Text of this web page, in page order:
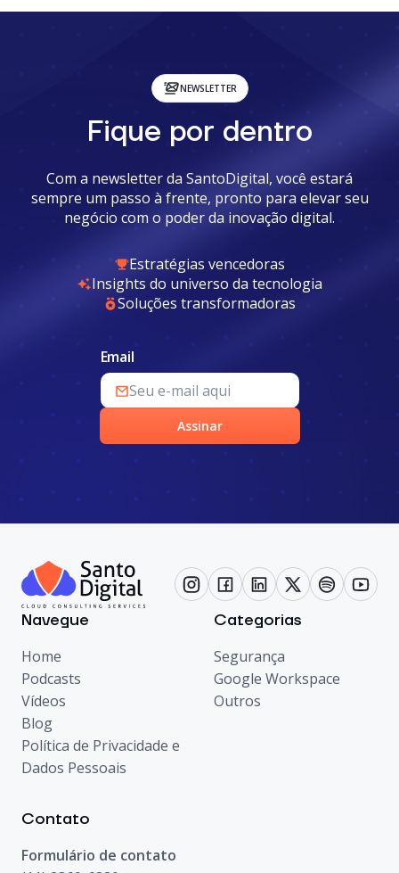
NEWSLETTER
Fique por dentro
Com a newsletter da SantoDigital, você estará
sempre um passo à frente, pronto para elevar seu
negócio com o poder da inovação digital.
Estratégias vencedoras
Insights do universo da tecnologia
Soluções transformadoras
Email
Assinar
Navegue
Home
Podcasts
Vídeos
Blog
Política de Privacidade e
Dados Pessoais
Categorias
Segurança
Google Workspace
Outros
Contato
Formulário de contato